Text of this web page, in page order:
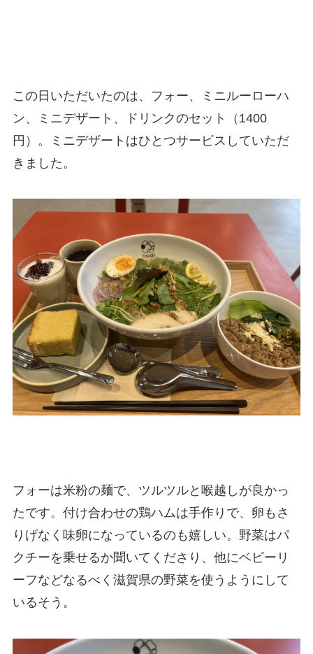
この日いただいたのは、フォー、ミニルーローハ
ン、ミニデザート、ドリンクのセット（1400
円）。ミニデザートはひとつサービスしていただ
きました。
フォーは米粉の麺で、ツルツルと喉越しが良かっ
たです。付け合わせの鶏ハムは手作りで、卵もさ
りげなく味卵になっているのも嬉しい。野菜はパ
クチーを乗せるか聞いてくださり、他にベビーリ
ーフなどなるべく滋賀県の野菜を使うようにして
いるそう。